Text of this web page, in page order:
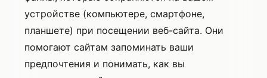
устройстве (компьютере, смартфоне,
планшете) при посещении веб-сайта. Они
помогают сайтам запоминать ваши
предпочтения и понимать, как вы